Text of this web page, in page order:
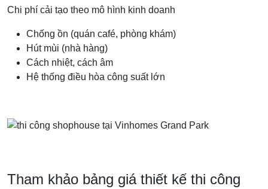
Chi phí cải tạo theo mô hình kinh doanh
Chống ồn (quán café, phòng khám)
Hút mùi (nhà hàng)
Cách nhiệt, cách âm
Hệ thống điều hòa công suất lớn
Tham khảo bảng giá thiết kế thi công